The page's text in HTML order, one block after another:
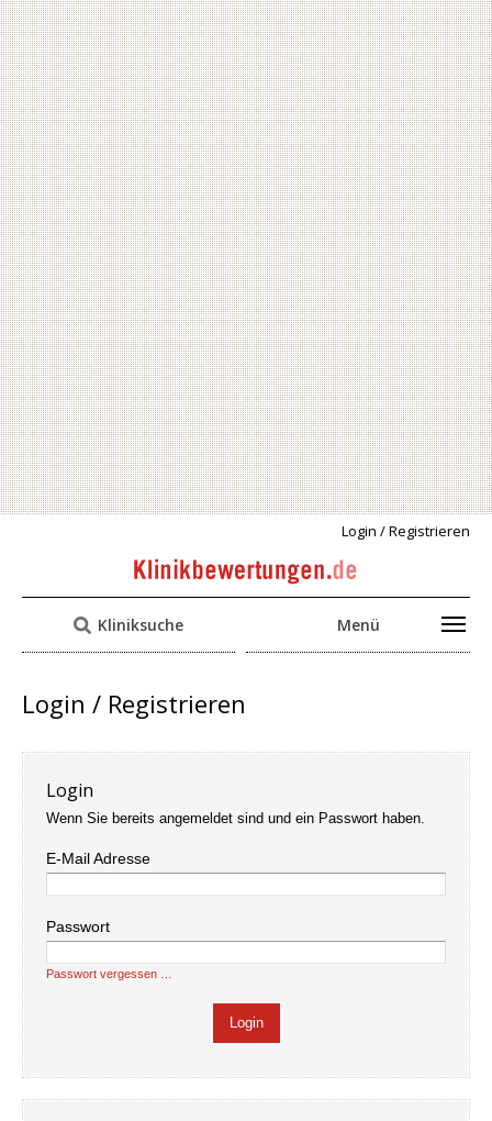
Login / Registrieren
Kliniksuche Menü
Login / Registrieren
Login
Wenn Sie bereits angemeldet sind und ein Passwort haben.
E-Mail Adresse
Passwort
Passwort vergessen …